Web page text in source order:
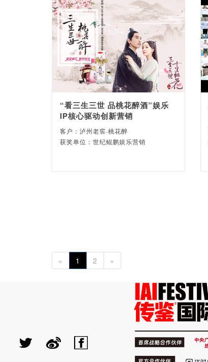
“看三生三世 品桃花醉酒”娱乐
IP核心驱动创新营销
客户：泸州老窖·桃花醉
获奖单位：世纪鲲鹏娱乐营销
« 1 2 »